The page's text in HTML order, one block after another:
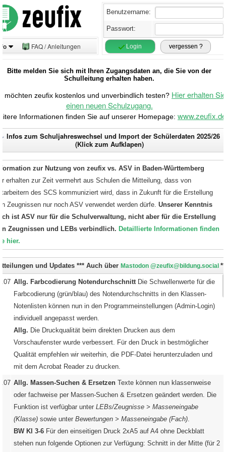
FAQ / Anleitungen
Benutzername:
Passwort:
Login vergessen ?
Bitte melden Sie sich mit Ihren Zugangsdaten an, die Sie von der
Schulleitung erhalten haben.
möchten zeufix kostenlos und unverbindlich testen? Hier erhalten Sie
einen neuen Schulzugang.
Informationen finden Sie auf unserer Homepage: www.zeufix.de
Infos zum Schuljahreswechsel und Import der Schülerdaten 2025/26
(Klick zum Aufklapen)
zur Nutzung von zeufix vs. ASV in Baden-Württemberg
erhalten zur Zeit vermehrt aus Schulen die Mitteilung, dass von
des SCS kommuniziert wird, dass in Zukunft für die Erstellung
Zeugnissen nur noch ASV verwendet werden dürfe. Unserer Kenntnis
ist ASV nur für die Schulverwaltung, nicht aber für die Erstellung
Zeugnissen und LEBs verbindlich. Detaillierte Informationen finden
hier.
und Updates *** Auch über Mastodon @zeufix@bildung.social
Allg. Farbcodierung NotendurchschnittDie Schwellenwerte für die
Farbcodierung (grün/blau) des Notendurchschnitts in den Klassen-
Notenlisten können nun in den Programmeinstellungen (Admin-Login)
individuell angepasst werden.
Allg. Die Druckqualität beim direkten Drucken aus dem
Vorschaufenster wurde verbessert. Für den Druck in bestmöglicher
Qualität empfehlen wir weiterhin, die PDF-Datei herunterzuladen und
mit dem Acrobat Reader zu drucken.
Allg. Massen-Suchen & Ersetzen Texte können nun klassenweise
oder fachweise per Massen-Suchen & Ersetzen geändert werden. Die
Funktion ist verfügbar unter LEBs/Zeugnisse > Masseneingabe
(Klasse) sowie unter Bewertungen > Masseneingabe (Fach).
BW Kl 3-6 Für den einseitigen Druck 2xA5 auf A4 ohne Deckblatt
stehen nun folgende Optionen zur Verfügung: Schnitt in der Mitte (für 2